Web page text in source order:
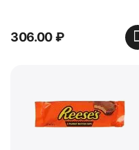
306.00₽